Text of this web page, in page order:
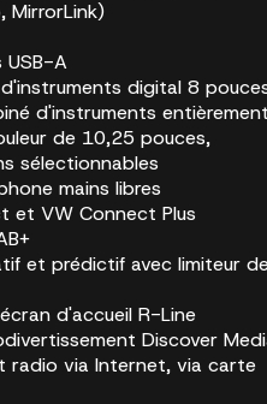
MirrorLink)
USB-A
digital 8
d'instruments
de 10,25 pouces,
sélectionnables
mains libres
et VW Connect Plus
et prédictif avec limiteur
d'accueil R-Line
Discover
radio via Internet, via carte